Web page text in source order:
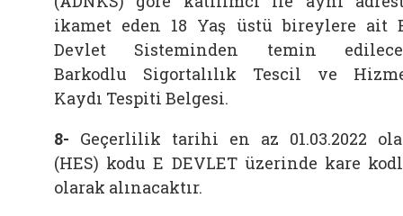
ikamet eden 18 Yaş üstü bireylere ait
Devlet Sisteminden temin
Barkodlu Sigortalılık Tescil ve
Kaydı Tespiti Belgesi.
8- Geçerlilik tarihi en az 01.03.2022
(HES) kodu E DEVLET üzerinde kare
olarak alınacaktır.